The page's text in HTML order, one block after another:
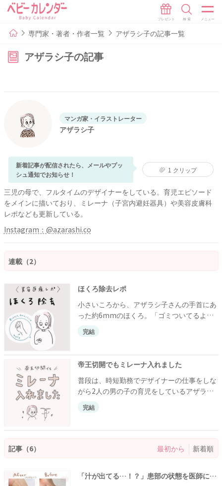
専門家・著者・作者一覧 アザラシ子の記事一覧
アザラシ子の記事
マンガ家・イラストレーター
アザラシ子
新着記事が配信されたら、メールやプッ
シュ通知でお知らせ！
1 クリップ
三児の母で、フルタイムのデザイナーをしている。育児エピソード
をメインに描いており、ミレーナ（子宮内避妊器具）や美容皮膚科
レポなども更新している。
Instagram：@azarashi.co
連載（2）
ほくろ除去レポ
小さいころから、アザラシ子さんの手首にあ
った約6mmのほくろ。「ゴミついてるよ」
「虫かと思った！」と悪気はないものの、人
から指摘されるたびに気になるように。そこ
完結
帝王切開でもミレーナ入れました
普段は、時短勤務でデザイナーの仕事をしな
がら2人の男の子の育児をしているアザラシ
にミレーナを入れたお話です。
完結
記事（6） 最初から 新着順
「汁が出てる…！？」患部の状態を医師に見せるとあるアドバイスをされて #ほくろ除去レポ 3